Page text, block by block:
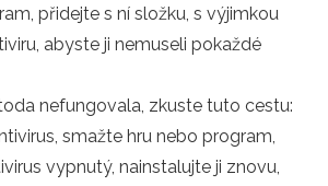
přidejte s ní složku, s výjimkou
abyste ji nemuseli pokaždé
nefungovala, zkuste tuto cestu:
smažte hru nebo program,
vypnutý, nainstalujte ji znovu,